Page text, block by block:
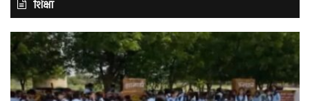
शिक्षा